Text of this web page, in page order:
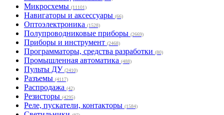
Микросхемы (11101)
Навигаторы и аксессуары (66)
Оптоэлектроника (1528)
Полупроводниковые приборы (2669)
Приборы и инструмент (2468)
Программаторы, средства разработки (80)
Промышленная автоматика (488)
Пульты ДУ (2410)
Разъемы (4117)
Распродажа (42)
Резисторы (4295)
Реле, пускатели, контакторы (1584)